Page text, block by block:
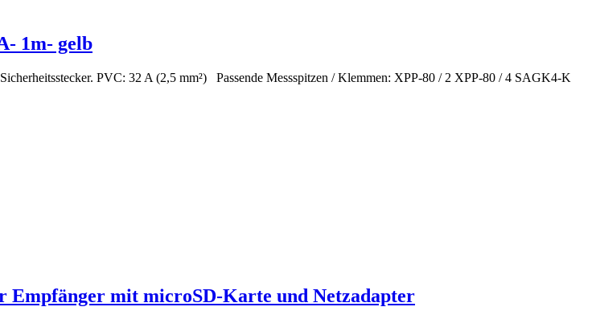
1m- gelb
PVC: 32 A (2,5 mm²) Passende Messspitzen / Klemmen: XPP-80 / 2 XPP-80 / 4 SAGK4-K
Empfänger mit microSD-Karte und Netzadapter